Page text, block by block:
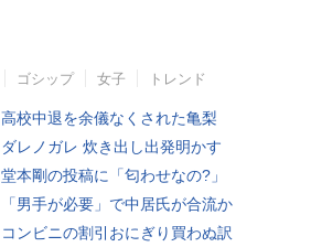
ゴシップ 女子 トレンド
高校中退を余儀なくされた亀梨
ダレノガレ 炊き出し出発明かす
堂本剛の投稿に「匂わせなの?」
「男手が必要」で中居氏が合流か
コンビニの割引おにぎり買わぬ訳